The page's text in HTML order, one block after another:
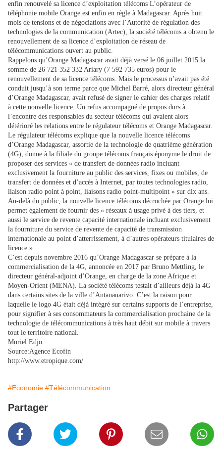
enfin renouvelé sa licence d’exploitation télécoms L’opérateur de
téléphonie mobile Orange est enfin en règle à Madagascar. Après huit
mois de tensions et de négociations avec l’Autorité de régulation des
technologies de la communication (Artec), la société télécoms a obtenu le
renouvellement de sa licence d’exploitation de réseau de
télécommunications ouvert au public.
Rappelons qu’Orange Madagascar avait déjà versé le 06 juillet 2015 la
somme de 26 721 352 332 Ariary (7 592 735 euros) pour le
renouvellement de sa licence télécoms. Mais le processus n’avait pas été
conduit jusqu’à son terme parce que Michel Barré, alors directeur général
d’Orange Madagascar, avait refusé de signer le cahier des charges relatif
à cette nouvelle licence. Un refus accompagné de propos durs à
l’encontre des responsables du secteur télécoms qui avaient alors
détérioré les relations entre le régulateur télécoms et Orange Madagascar.
Le régulateur télécoms explique que la nouvelle licence télécoms
d’Orange Madagascar, assortie de la technologie de quatrième génération
(4G), donne à la filiale du groupe télécoms français éponyme le droit de
proposer des services « de transfert de données radio incluant
exclusivement la fourniture au public des services, fixes ou mobiles, de
transfert de données et d’accès à Internet, par toutes technologies radio,
liaison radio point à point, liaisons radio point-multipoint » sur dix ans.
Au-delà du public, la nouvelle licence télécoms décrochée par Orange lui
permet également de fournir des « réseaux à usage privé à des tiers, et
aussi le service de revente capacité internationale incluant exclusivement
la fourniture du service de revente de capacité de transmission
internationale au point d’atterrissement, à d’autres opérateurs titulaires de
licence ».
C’est depuis novembre 2016 qu’Orange Madagascar se prépare à la
commercialisation de la 4G, annoncée en 2017 par Bruno Mettling, le
directeur général-adjoint d’Orange, en charge de la zone Afrique et
Moyen-Orient (MENA). La société télécoms testait d’ailleurs déjà la 4G
dans certains sites de la ville d’Antananarivo. C’est la raison pour
laquelle le logo 4G était déjà intégré sur certains supports de l’entreprise,
pour signifier à ses consommateurs la commercialisation prochaine de la
technologie de télécommunications à très haut débit sur mobile à travers
tout le territoire national.
Muriel Edjo
Source:Agence Ecofin
http://www.etropique.com/
#Economie #Télécommunication
Partager